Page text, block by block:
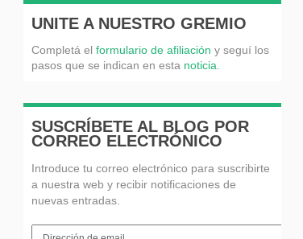
UNITE A NUESTRO GREMIO
Completá el formulario de afiliación y seguí los
pasos que se indican en esta noticia
SUSCRÍBETE AL BLOG POR
CORREO ELECTRÓNICO
Introduce tu correo electrónico para suscribirte
a nuestra web y recibir notificaciones de
nuevas entradas.
Dirección